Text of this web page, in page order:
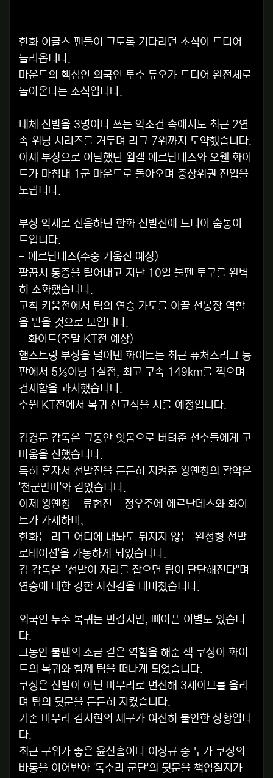
한화 이글스 팬들이 그토록 기다리던 소식이 드디어
들려옵니다.
마운드의 핵심인 외국인 투수 듀오가 드디어 완전체로
돌아온다는 소식입니다.
대체 선발을 3명이나 쓰는 악조건 속에서도 최근 2연
속 위닝 시리즈를 거두며 리그 7위까지 도약했습니다.
이제 부상으로 이탈했던 윌켈 에르난데스와 오웬 화이
트가 마침내 1군 마운드로 돌아오며 중상위권 진입을
노립니다.
부상 악재로 신음하던 한화 선발진에 드디어 숨통이
트입니다.
- 에르난데스(주중 키움전 예상)
팔꿈치 통증을 털어내고 지난 10일 불펜 투구를 완벽
히 소화했습니다.
고척 키움전에서 팀의 연승 가도를 이끌 선봉장 역할
을 맡을 것으로 보입니다.
- 화이트(주말 KT전 예상)
햄스트링 부상을 털어낸 화이트는 최근 퓨처스리그 등
판에서 5⅓이닝 1실점, 최고 구속 149km를 찍으며
건재함을 과시했습니다.
수원 KT전에서 복귀 신고식을 치를 예정입니다.
김경문 감독은 그동안 잇몸으로 버텨준 선수들에게 고
마움을 전했습니다.
특히 혼자서 선발진을 든든히 지켜준 왕옌청의 활약은
'천군만마'와 같았습니다.
이제 왕옌청 - 류현진 - 정우주에 에르난데스와 화이
트가 가세하며,
한화는 리그 어디에 내놔도 뒤지지 않는 '완성형 선발
로테이션'을 가동하게 되었습니다.
김 감독은 "선발이 자리를 잡으면 팀이 단단해진다"며
연승에 대한 강한 자신감을 내비쳤습니다.
외국인 투수 복귀는 반갑지만, 뼈아픈 이별도 있습니
다.
그동안 불펜의 소금 같은 역할을 해준 잭 쿠싱이 화이
트의 복귀와 함께 팀을 떠나게 되었습니다.
쿠싱은 선발이 아닌 마무리로 변신해 3세이브를 올리
며 팀의 뒷문을 든든히 지켰습니다.
기존 마무리 김서현의 제구가 여전히 불안한 상황입니
다.
최근 구위가 좋은 윤산흠이나 이상규 중 누가 쿠싱의
바통을 이어받아 '독수리 군단'의 뒷문을 책임질지가